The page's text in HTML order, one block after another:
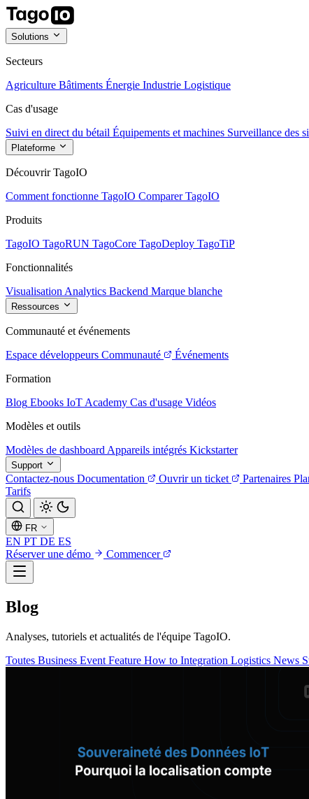
Solutions
Secteurs
Agriculture Bâtiments Énergie Industrie Logistique
Cas d'usage
Suivi en direct du bétail Équipements et machines Surveillance des
Plateforme
Découvrir TagoIO
Comment fonctionne TagoIO Comparer TagoIO
Produits
TagoIO TagoRUN TagoCore TagoDeploy TagoTiP
Fonctionnalités
Visualisation Analytics Backend Marque blanche
Ressources
Communauté et événements
Espace développeurs Communauté
Événements
Formation
Blog Ebooks IoT Academy Cas d'usage Vidéos
Modèles et outils
Modèles de dashboard Appareils intégrés Kickstarter
Support
Contactez-nous Documentation Ouvrir un ticket Partenaires
Tarifs
FR
EN PT DE ES
Réserver une démo
Commencer
Blog
Analyses, tutoriels et actualités de l'équipe TagoIO.
Toutes Business Event Feature How to Integration Logistics News